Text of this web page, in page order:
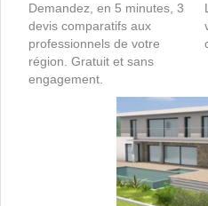
Demandez, en 5 minutes, 3
devis comparatifs aux
professionnels de votre
région. Gratuit et sans
engagement.